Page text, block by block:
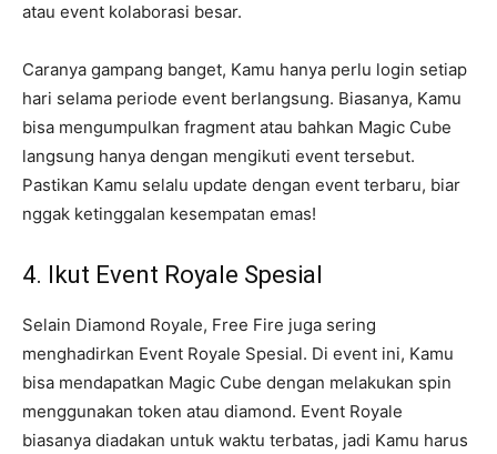
atau event kolaborasi besar.
Caranya gampang banget, Kamu hanya perlu login setiap
hari selama periode event berlangsung. Biasanya, Kamu
bisa mengumpulkan fragment atau bahkan Magic Cube
langsung hanya dengan mengikuti event tersebut.
Pastikan Kamu selalu update dengan event terbaru, biar
nggak ketinggalan kesempatan emas!
4. Ikut Event Royale Spesial
Selain Diamond Royale, Free Fire juga sering
menghadirkan Event Royale Spesial. Di event ini, Kamu
bisa mendapatkan Magic Cube dengan melakukan spin
menggunakan token atau diamond. Event Royale
biasanya diadakan untuk waktu terbatas, jadi Kamu harus